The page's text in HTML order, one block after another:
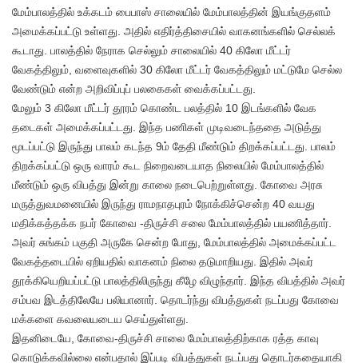
மேம்பாலத்தில் உக்கடம் பைபாஸ் சாலையில் மேம்பாலத்தின் இயங்குதளம்
அமைக்கப்பட்டு உள்ளது. அதில் எதிர்த்திசையில் வாகனங்களில் செல்லக்
கூடாது. பாலத்தில் நேராக செல்லும் சாலையில் 40 கிலோ மீட்டர்
வேகத்திலும், வளைவுகளில் 30 கிலோ மீட்டர் வேகத்திலும் மட்டுமே செல்ல
வேண்டும் என்ற அறிவிப்புப் பலகைகள் வைக்கப்பட்டது.
மேலும் 3 கிலோ மீட்டர் தூரம் கொண்ட பலத்தில் 10 இடங்களில் வேக
தடைகள் அமைக்கப்பட்டது. இந்த பணிகள் முடிவடைந்ததை அடுத்து
மூடப்பட்டு இருந்து பாலம் கடந்த 9ம் தேதி மீண்டும் திறக்கப்பட்டது. பாலம்
திறக்கப்பட்டு ஒரு வாரம் கூட நிறைவடையாத நிலையில் மேம்பாலத்தில்
மீண்டும் ஒரு விபத்து இன்று காலை நடைபெற்றுள்ளது. கோவை அரசு
மருத்துவமனையில் இருந்து ராமநாதபுரம் நோக்கிச்சென்ற 40 வயது
மதிக்கத்தக்க நபர் கோவை -திருச்சி சலை மேம்பாலத்தில் பயணித்தார்.
அவர் சுங்கம் பகுதி அருகே சென்ற போது, மேம்பாலத்தில் அமைக்கப்பட்ட
வேகத்தடையில் ஏறியதில் வாகனம் நிலை தடுமாறியது. இதில் அவர்
தூக்கியெறியப்பட்டு பாலத்திலிருந்து கீழே விழுந்தார். இந்த விபத்தில் அவர்
சம்பவ இடத்திலேயே பலியானார். தொடர்ந்து விபத்துகள் நடப்பது கோவை
மக்களை கவலையடைய செய்துள்ளது.
இதனிடையே, கோவை-திருச்சி சாலை மேம்பாலத்திற்காக ரத்த காவு
கொடுக்கவில்லை என்பதால் இப்படி விபத்துகள் நடப்பது தொடர்கதையாகி